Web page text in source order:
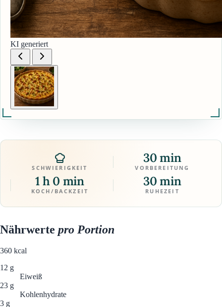
KI generiert
SCHWIERIGKEIT
30 min
VORBEREITUNG
1 h 0 min
KOCH/BACKZEIT
30 min
RUHEZEIT
Nährwerte pro Portion
360 kcal
12 g
Eiweiß
23 g
Kohlenhydrate
3 g